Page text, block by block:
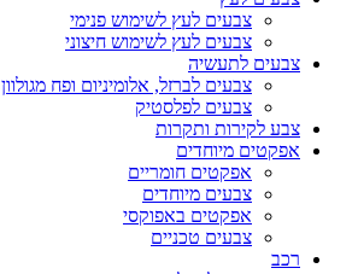
צבעים לעץ לשימוש פנימי
צבעים לעץ לשימוש חיצוני
צבעים לתעשיה
צבעים לברזל, אלומיניום ופח מגולוון
צבעים לפלסטיק
צבע לקירות ותקרות
אפקטים מיוחדים
אפקטים חומריים
צבעים מיוחדים
אפקטים באפוקסי
צבעים טכניים
רכב